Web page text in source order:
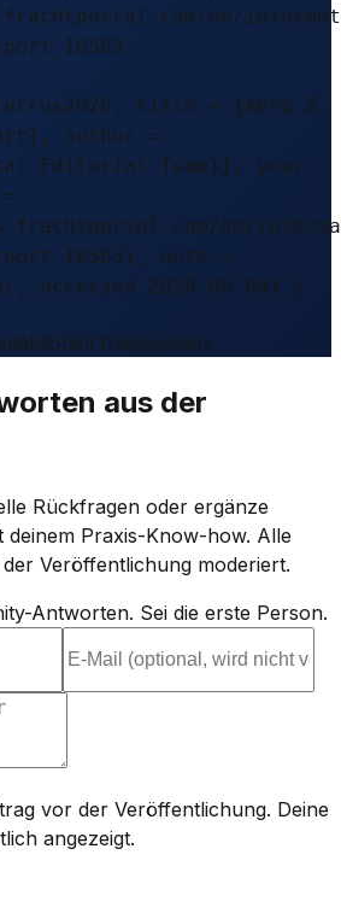
de/
10563
title = {Aero Z
author =
Editorial Team}}, year =
de/
10563}, note =
accessed 2026-08-04} }
freigegeben.
aus der
Rückfragen oder ergänze
deinem Praxis-Know-how. Alle
Veröffentlichung moderiert.
Antworten. Sei die erste Person.
vor der Veröffentlichung. Deine
angezeigt.